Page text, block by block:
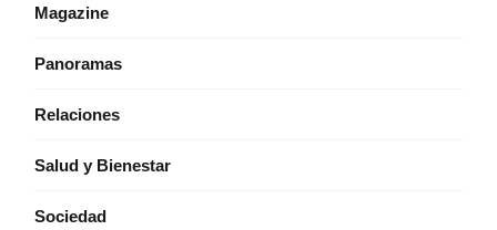
Magazine
Panoramas
Relaciones
Salud y Bienestar
Sociedad